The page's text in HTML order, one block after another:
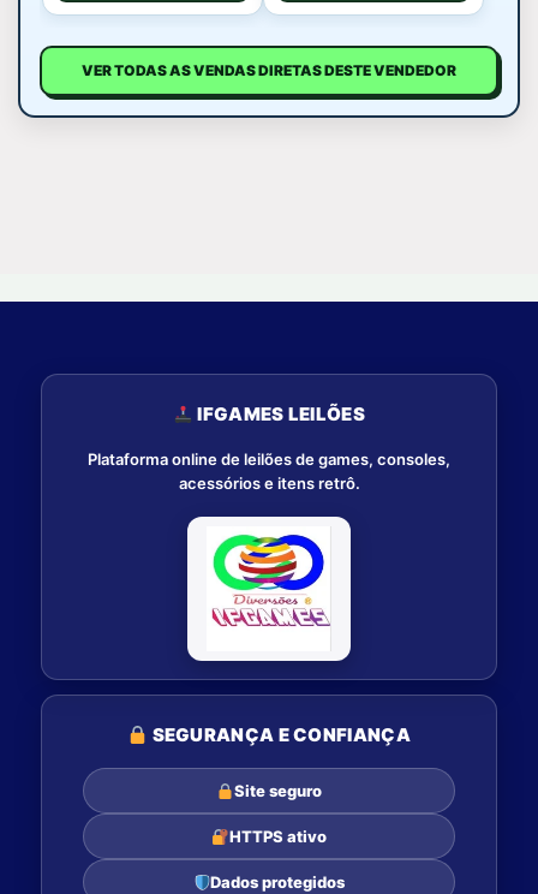
VER TODAS AS VENDAS DIRETAS DESTE VENDEDOR
IFGAMES LEILÕES
Plataforma online de leilões de games, consoles,
acessórios e itens retrô.
SEGURANÇA E CONFIANÇA
Site seguro
HTTPS ativo
Dados protegidos